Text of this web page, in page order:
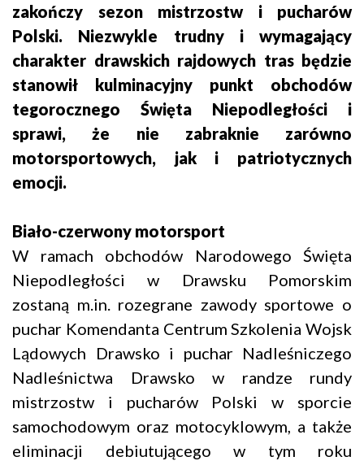
zakończy sezon mistrzostw i pucharów
Polski. Niezwykle trudny i wymagający
charakter drawskich rajdowych tras będzie
stanowił kulminacyjny punkt obchodów
tegorocznego Święta Niepodległości i
sprawi, że nie zabraknie zarówno
motorsportowych, jak i patriotycznych
emocji.
Biało-czerwony motorsport
W ramach obchodów Narodowego Święta
Niepodległości w Drawsku Pomorskim
zostaną m.in. rozegrane zawody sportowe o
puchar Komendanta Centrum Szkolenia Wojsk
Lądowych Drawsko i puchar Nadleśniczego
Nadleśnictwa Drawsko w randze rundy
mistrzostw i pucharów Polski w sporcie
samochodowym oraz motocyklowym, a także
eliminacji debiutującego w tym roku